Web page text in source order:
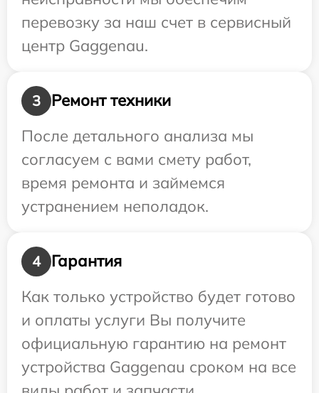
перевозку за наш счет в сервисный
центр Gaggenau.
3
Ремонт техники
После детального анализа мы
согласуем с вами смету работ,
время ремонта и займемся
устранением неполадок.
4
Гарантия
Как только устройство будет готово
и оплаты услуги Вы получите
официальную гарантию на ремонт
устройства Gaggenau сроком на все